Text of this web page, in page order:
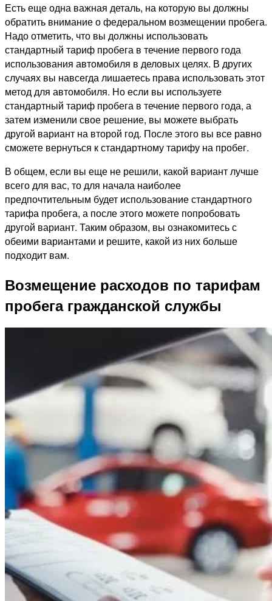
Есть еще одна важная деталь, на которую вы должны
обратить внимание о федеральном возмещении пробега.
Надо отметить, что вы должны использовать
стандартный тариф пробега в течение первого года
использования автомобиля в деловых целях. В других
случаях вы навсегда лишаетесь права использовать этот
метод для автомобиля. Но если вы используете
стандартный тариф пробега в течение первого года, а
затем изменили свое решение, вы можете выбрать
другой вариант на второй год. После этого вы все равно
сможете вернуться к стандартному тарифу на пробег.
В общем, если вы еще не решили, какой вариант лучше
всего для вас, то для начала наиболее
предпочтительным будет использование стандартного
тарифа пробега, а после этого можете попробовать
другой вариант. Таким образом, вы ознакомитесь с
обеими вариантами и решите, какой из них больше
подходит вам.
Возмещение расходов по тарифам
пробега гражданской службы